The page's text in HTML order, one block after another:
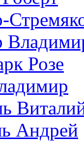
Розe
Андрей